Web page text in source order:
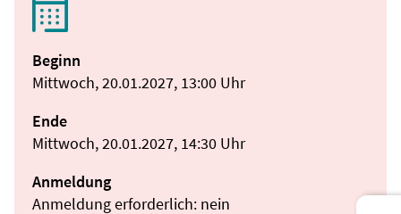
Beginn
Mittwoch, 20.01.2027, 13:00 Uhr
Ende
Mittwoch, 20.01.2027, 14:30 Uhr
Anmeldung
Anmeldung erforderlich: nein